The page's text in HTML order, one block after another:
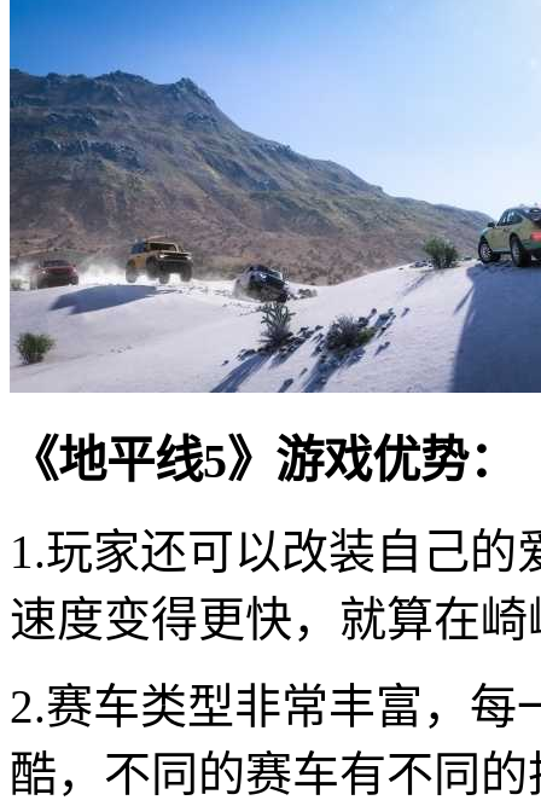
《地平线5》游戏优势：
1.玩家还可以改装自己
速度变得更快，就算在
2.赛车类型非常丰富，每
酷，不同的赛车有不同